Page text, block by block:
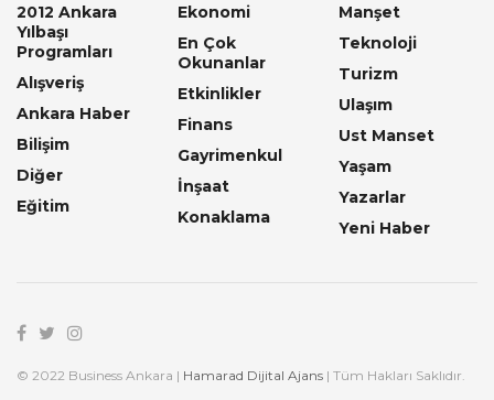
2012 Ankara
Yılbaşı
Programları
Alışveriş
Ankara Haber
Bilişim
Diğer
Eğitim
Ekonomi
En Çok
Okunanlar
Etkinlikler
Finans
Gayrimenkul
İnşaat
Konaklama
Manşet
Teknoloji
Turizm
Ulaşım
Ust Manset
Yaşam
Yazarlar
Yeni Haber
© 2022 Business Ankara | Hamarad Dijital Ajans | Tüm Hakları Saklıdır.